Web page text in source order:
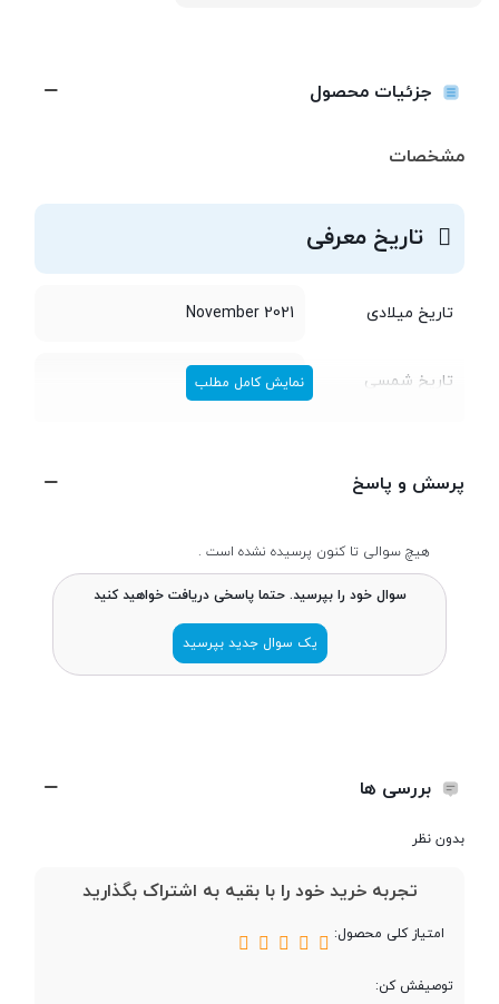
جزئیات محصول
مشخصات
تاریخ معرفی
تاریخ میلادی November 2021
تاریخ شمسی آذر 1400
طراحی
طول و عرض 163.8x75 میلی متر
7.8 میلی متر
پردازنده
تراشه
پردازنده ‌مرکزی
نمایش کامل مطلب
پرسش و پاسخ
هیچ سوالی تا کنون پرسیده نشده است .
سوال خود را بپرسید. حتما پاسخی دریافت خواهید کنید
یک سوال جدید بپرسید
بررسی ها
بدون نظر
تجربه خرید خود را با بقیه به اشتراک بگذارید
امتیاز کلی محصول:
توصیفش کن: